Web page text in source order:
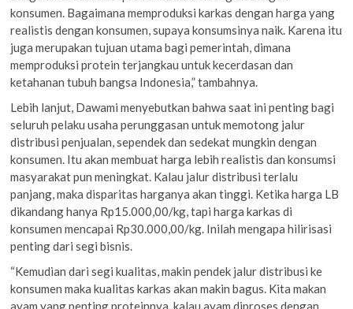
konsumen. Bagaimana memproduksi karkas dengan harga yang
realistis dengan konsumen, supaya konsumsinya naik. Karena itu
juga merupakan tujuan utama bagi pemerintah, dimana
memproduksi protein terjangkau untuk kecerdasan dan
ketahanan tubuh bangsa Indonesia,” tambahnya.
Lebih lanjut, Dawami menyebutkan bahwa saat ini penting bagi
seluruh pelaku usaha perunggasan untuk memotong jalur
distribusi penjualan, sependek dan sedekat mungkin dengan
konsumen. Itu akan membuat harga lebih realistis dan konsumsi
masyarakat pun meningkat. Kalau jalur distribusi terlalu
panjang, maka disparitas harganya akan tinggi. Ketika harga LB
dikandang hanya Rp15.000,00/kg, tapi harga karkas di
konsumen mencapai Rp30.000,00/kg. Inilah mengapa hilirisasi
penting dari segi bisnis.
“Kemudian dari segi kualitas, makin pendek jalur distribusi ke
konsumen maka kualitas karkas akan makin bagus. Kita makan
ayam yang penting proteinnya, kalau ayam diproses dengan